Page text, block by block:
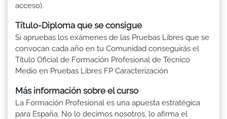
acceso).
Título-Diploma que se consigue
Si apruebas los exámenes de las Pruebas Libres que se
convocan cada año en tu Comunidad conseguirás el
Título Oficial de Formación Profesional de Técnico
Medio en Pruebas Libres FP Caracterización
Más información sobre el curso
La Formación Profesional es una apuesta estratégica
para España. No lo decimos nosotros, lo afirma el